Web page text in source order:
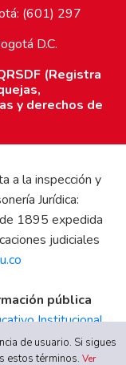
(601) 297
D.C.
(Registra
y derechos de
a la inspección y
Jurídica:
1895 expedida
judiciales
pública
Institucional
|Régimen
de Ética|Canal
de usuario. Si sigues
estos términos.Ver